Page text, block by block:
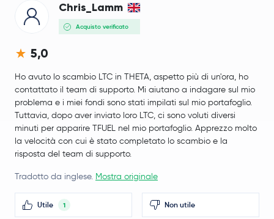
Chris_Lamm
Acquisto verificato
5,0
Ho avuto lo scambio LTC in THETA, aspetto più di un'ora, ho
contattato il team di supporto. Mi aiutano a indagare sul mio
problema e i miei fondi sono stati impilati sul mio portafoglio.
Tuttavia, dopo aver inviato loro LTC, ci sono voluti diversi
minuti per apparire TFUEL nel mio portafoglio. Apprezzo molto
la velocità con cui è stato completato lo scambio e la
risposta del team di supporto.
Tradotto da inglese. Mostra originale
Utile 1 Non utile